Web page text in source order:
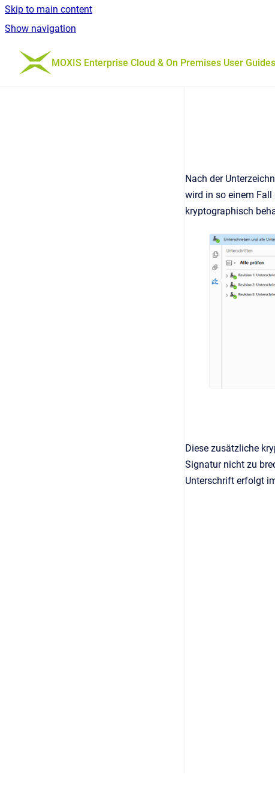
Skip to main content
Show navigation
Go to homepage
MOXIS Enterprise Cloud & On Premises User Guides
Nach der
wird in so einem
kryptographisch
Diese zusätzliche
Signatur nicht zu
Unterschrift erfolgt